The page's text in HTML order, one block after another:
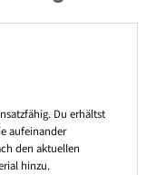
Du erhältst
aufeinander
den aktuellen
hinzu.